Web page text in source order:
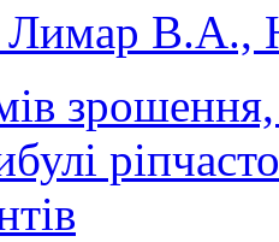
В.А.,
зрошення,